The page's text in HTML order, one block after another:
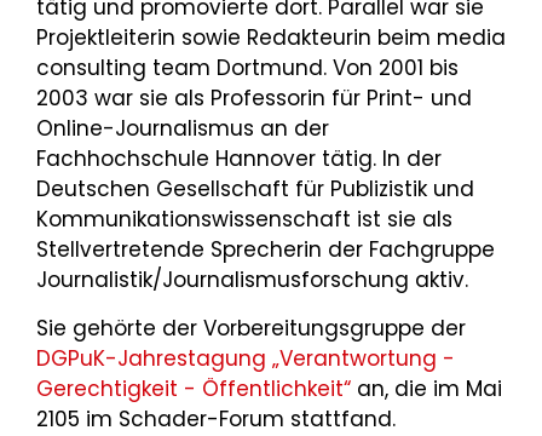
tätig und promovierte dort. Parallel war sie
Projektleiterin sowie Redakteurin beim media
consulting team Dortmund. Von 2001 bis
2003 war sie als Professorin für Print- und
Online-Journalismus an der
Fachhochschule Hannover tätig. In der
Deutschen Gesellschaft für Publizistik und
Kommunikationswissenschaft ist sie als
Stellvertretende Sprecherin der Fachgruppe
Journalistik/Journalismusforschung aktiv.
Sie gehörte der Vorbereitungsgruppe der
DGPuK-Jahrestagung „Verantwortung -
Gerechtigkeit - Öffentlichkeit“ an, die im Mai
2105 im Schader-Forum stattfand.